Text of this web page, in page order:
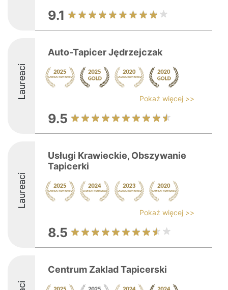
9.1
Laureaci
Auto-Tapicer Jędrzejczak
Pokaż więcej >>
9.5
Laureaci
Usługi Krawieckie, Obszywanie
Tapicerki
Pokaż więcej >>
8.5
Centrum Zaklad Tapicerski